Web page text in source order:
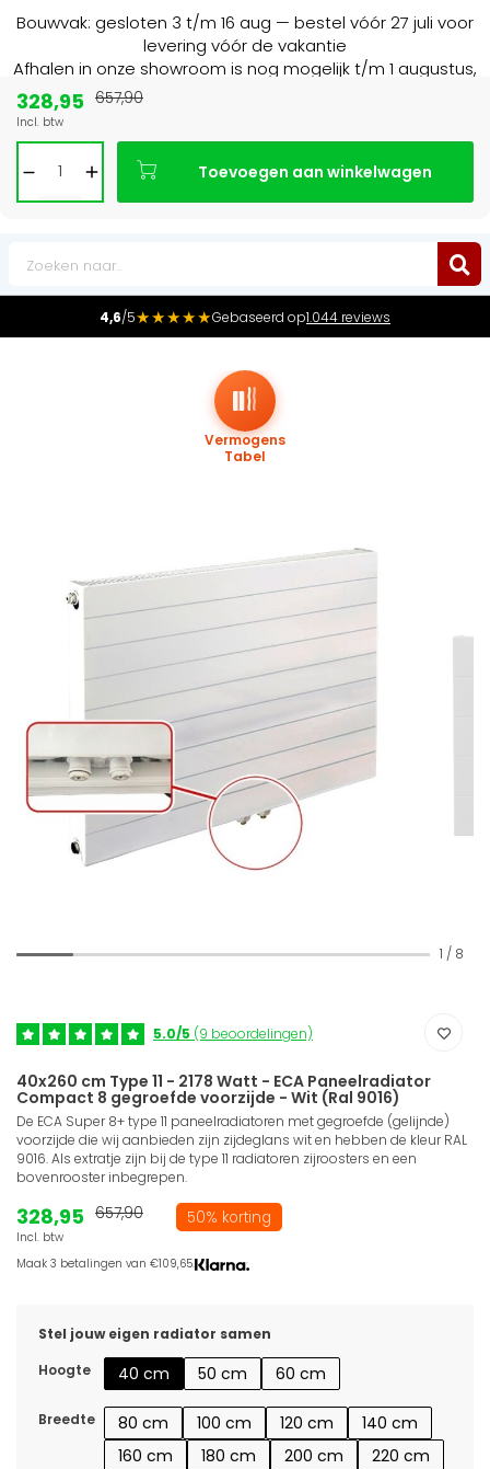
Bouwvak: gesloten 3 t/m 16 aug — bestel vóór 27 juli voor
levering vóór de vakantie
Afhalen in onze showroom is nog mogelijk t/m 1 augustus,
4,6/5★★★★★Gebaseerd op1.044 reviews
Vermogens
Tabel
1 / 8
5.0/5 (9 beoordelingen)
40x260 cm Type 11 - 2178 Watt - ECA Paneelradiator
Compact 8 gegroefde voorzijde - Wit (Ral 9016)
De ECA Super 8+ type 11 paneelradiatoren met gegroefde (gelijnde)
voorzijde die wij aanbieden zijn zijdeglans wit en hebben de kleur RAL
9016. Als extratje zijn bij de type 11 radiatoren zijroosters en een
bovenrooster inbegrepen.
328,95
Incl. btw
657,90 50% korting
Maak 3 betalingen van €109,65.
Stel jouw eigen radiator samen
Hoogte
40 cm 50 cm 60 cm
Breedte 80 cm 100 cm 120 cm
140 cm
160 cm
180 cm 200 cm
220 cm
328,95
Incl. btw
657,90
Toevoegen aan winkelwagen